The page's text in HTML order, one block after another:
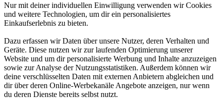
Nur mit deiner individuellen Einwilligung verwenden wir Cookies
und weitere Technologien, um dir ein personalisiertes
Einkaufserlebnis zu bieten.
Dazu erfassen wir Daten über unsere Nutzer, deren Verhalten und
Geräte. Diese nutzen wir zur laufenden Optimierung unserer
Website und um dir personalisierte Werbung und Inhalte anzuzeigen
sowie zur Analyse der Nutzungsstatistiken. Außerdem können wir
deine verschlüsselten Daten mit externen Anbietern abgleichen und
dir über deren Online-Werbekanäle Angebote anzeigen, nur wenn
du deren Dienste bereits selbst nutzt.